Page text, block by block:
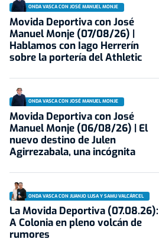
ONDA VASCA CON JOSÉ MANUEL MONJE
Movida Deportiva con José
Manuel Monje (07/08/26) |
Hablamos con Iago Herrerín
sobre la portería del Athletic
ONDA VASCA CON JOSÉ MANUEL MONJE
Movida Deportiva con José
Manuel Monje (06/08/26) | El
nuevo destino de Julen
Agirrezabala, una incógnita
ONDA VASCA CON JUANJO LUSA Y SAMU VALCÁRCEL
La Movida Deportiva (07.08.26):
A Colonia en pleno volcán de
rumores